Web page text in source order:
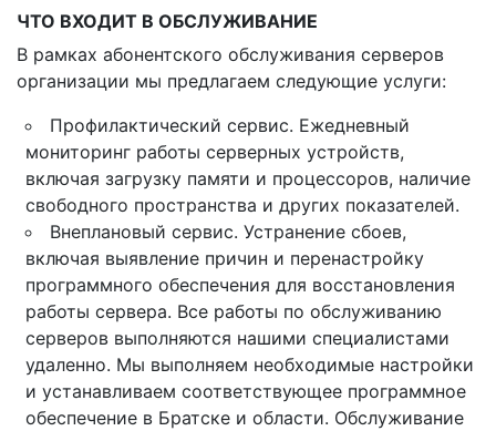
ЧТО ВХОДИТ В ОБСЛУЖИВАНИЕ
В рамках абонентского обслуживания серверов
организации мы предлагаем следующие услуги:
Профилактический сервис. Ежедневный
мониторинг работы серверных устройств,
включая загрузку памяти и процессоров, наличие
свободного пространства и других показателей.
Внеплановый сервис. Устранение сбоев,
включая выявление причин и перенастройку
программного обеспечения для восстановления
работы сервера. Все работы по обслуживанию
серверов выполняются нашими специалистами
удаленно. Мы выполняем необходимые настройки
и устанавливаем соответствующее программное
обеспечение в Братске и области. Обслуживание